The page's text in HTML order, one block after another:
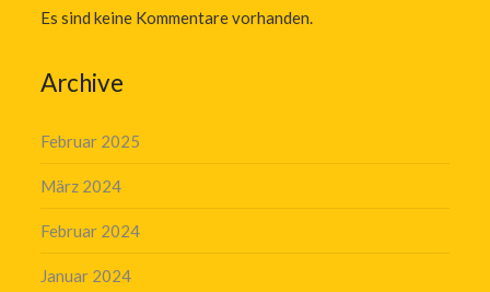
Es sind keine Kommentare vorhanden.
Archive
Februar 2025
März 2024
Februar 2024
Januar 2024